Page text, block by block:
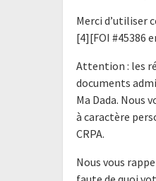
Merci d’utiliser
[4][FOI #45386
Attention : les
documents
Ma Dada. Nous
à caractère
CRPA.
Nous vous